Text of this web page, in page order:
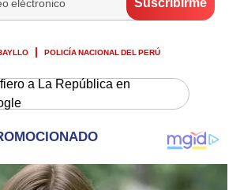
POLICÍA NACIONAL DEL PERÚ
a La República en